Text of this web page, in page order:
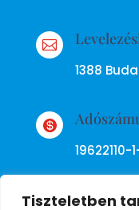
Tiszteletben

1388

19622110-